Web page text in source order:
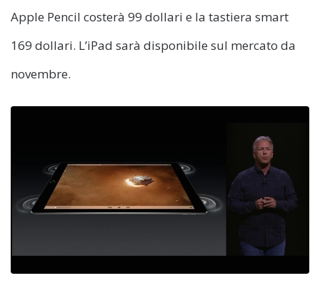
Apple Pencil costerà 99 dollari e la tastiera smart
169 dollari. L’iPad sarà disponibile sul mercato da
novembre.